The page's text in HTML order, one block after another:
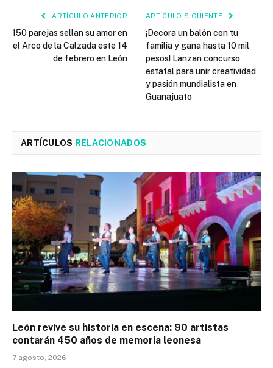
ARTÍCULO ANTERIOR
150 parejas sellan su amor en
el Arco de la Calzada este 14
de febrero en León
ARTÍCULO SIGUIENTE
¡Decora un balón con tu
familia y gana hasta 10 mil
pesos! Lanzan concurso
estatal para unir creatividad
y pasión mundialista en
Guanajuato
ARTÍCULOS RELACIONADOS
León revive su historia en escena: 90 artistas
contarán 450 años de memoria leonesa
7 agosto, 2026